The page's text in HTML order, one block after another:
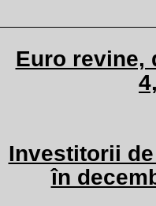
Euro revine,
Investitorii
în